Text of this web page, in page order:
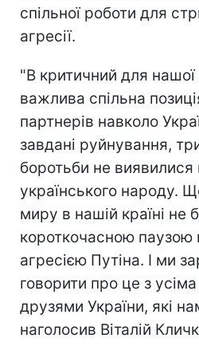
спільної роботи для
агресії.
"В критичний для
важлива спільна
партнерів навколо
завдані руйнування,
боротьби не
українського народу.
миру в нашій країні не
короткочасною
агресією Путіна. І ми
говорити про це з
друзями України, які
наголосив Віталій